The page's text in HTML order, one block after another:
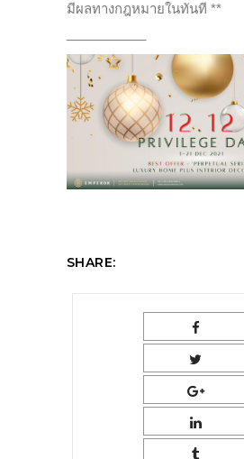
มีผลทางกฎหมายในทันที **
SHARE: